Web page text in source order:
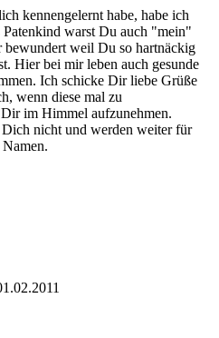
kennengelernt habe, habe ich
warst Du auch "mein"
weil Du so hartnäckig
Hier bei mir leben auch gesunde
Ich schicke Dir liebe Grüße
wenn diese mal zu
im Himmel aufzunehmen.
Dich nicht und werden weiter für